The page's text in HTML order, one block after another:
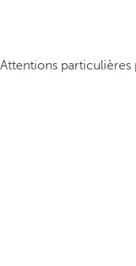
Attentions particulières